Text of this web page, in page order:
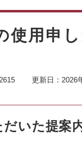
く
使用申
更新日：2026
いた提案